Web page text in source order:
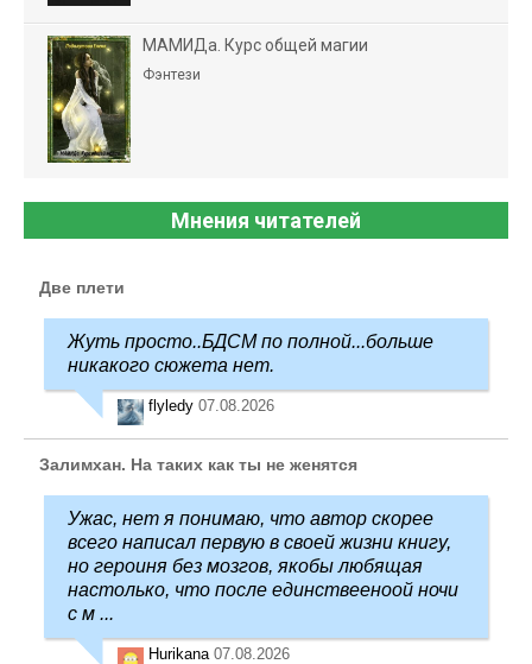
МАМИДа. Курс общей магии
Фэнтези
Мнения читателей
Две плети
Жуть просто..БДСМ по полной...больше
никакого сюжета нет.
flyledy 07.08.2026
Залимхан. На таких как ты не женятся
Ужас, нет я понимаю, что автор скорее
всего написал первую в своей жизни книгу,
но героиня без мозгов, якобы любящая
настолько, что после единствееноой ночи
с м ...
Hurikana 07.08.2026